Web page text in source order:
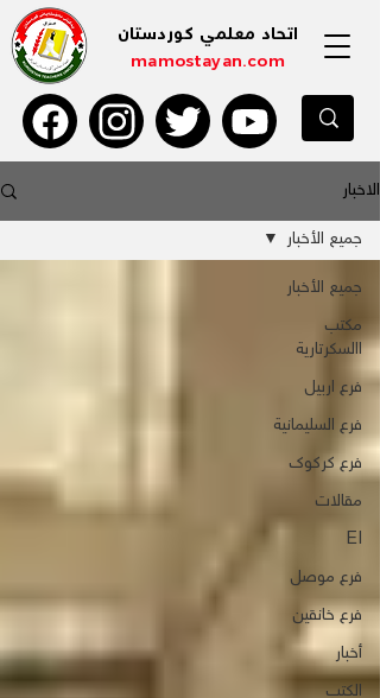
اتحاد معلمي كوردستان
mamostayan.com
الاخبار
جميع الأخبار
مكتب
االسكرتاریة
فرع اربيل
فرع السليمانية
فرع كركوك
مقالات
EI
فرع موصل
فرع خانقين
‏أخبار
الكتب
جميع الأخبار